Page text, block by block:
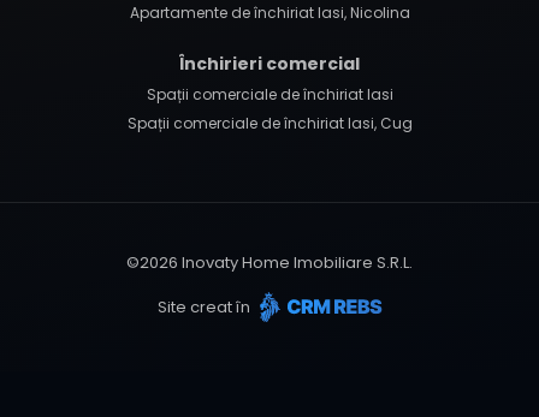
Apartamente de închiriat Iasi, Nicolina
Închirieri comercial
Spații comerciale de închiriat Iasi
Spații comerciale de închiriat Iasi, Cug
©2026 Inovaty Home Imobiliare S.R.L.
Site creat în